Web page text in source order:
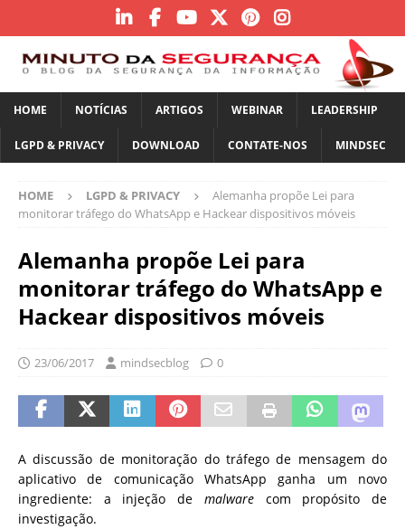
HOME NOTÍCIAS ARTIGOS WEBINAR LEADERSHIP
LGPD & PRIVACY DOWNLOAD CONTATE-NOS MINDSEC
HOME LGPD & PRIVACY
Alemanha propõe Lei para
monitorar tráfego do WhatsApp e Hackear dispositivos móveis
Alemanha propõe Lei para
monitorar tráfego do WhatsApp e
Hackear dispositivos móveis
23/06/2017 mindsecblog 0
A discussão de monitoração do tráfego de mensagem do
aplicativo de comunicação WhatsApp ganha um novo
ingrediente: a injeção de malwarecom propósito de
investigação.